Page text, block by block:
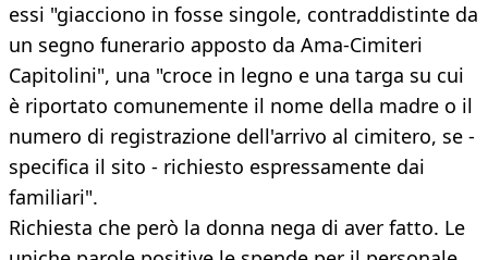
essi "giacciono in fosse singole, contraddistinte da
un segno funerario apposto da Ama-Cimiteri
Capitolini", una "croce in legno e una targa su cui
è riportato comunemente il nome della madre o il
numero di registrazione dell'arrivo al cimitero, se -
specifica il sito - richiesto espressamente dai
familiari".
Richiesta che però la donna nega di aver fatto. Le